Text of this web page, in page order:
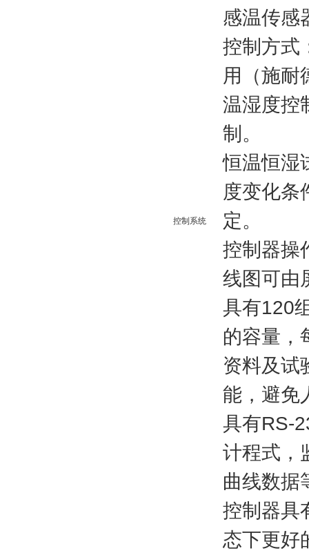
控制系统
感温传感
控制方式
用（施耐
温湿度控
制。
恒温恒湿
度变化条
定。
控制器操
线图可由
具有120
的容量，
资料及试
能，避免
具有RS-
计程式，
曲线数据
控制器具
态下更好